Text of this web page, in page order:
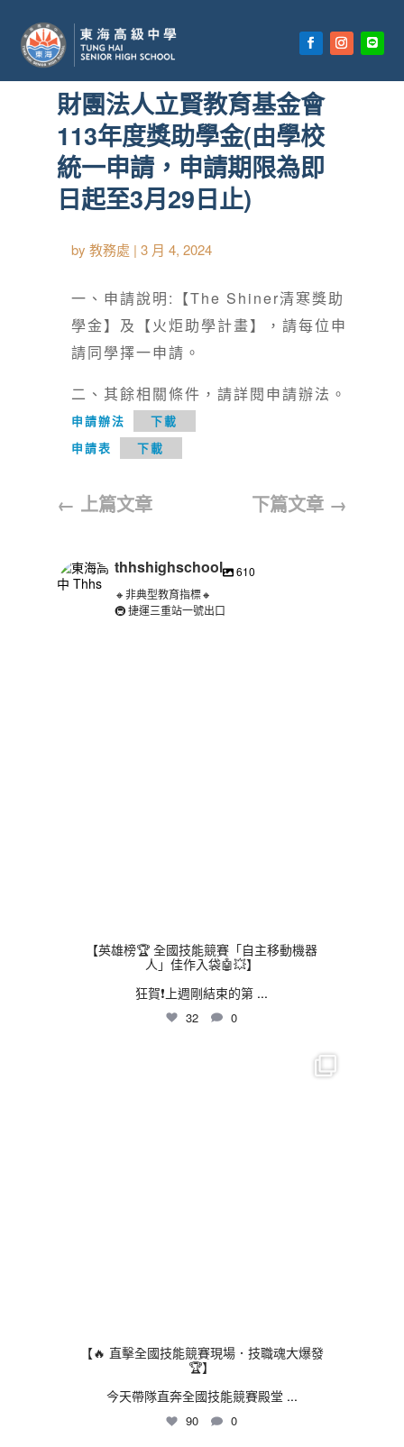
首頁»【首頁公告欄】
財團法人立賢教育基金會
113年度獎助學金(由學校
統一申請，申請期限為即
日起至3月29日止)
by 教務處 | 3 月 4, 2024
一、申請說明:【The Shiner清寒獎助
學金】及【火炬助學計畫】，請每位申
請同學擇一申請。
二、其餘相關條件，請詳閱申請辦法。
申請辦法
下載
申請表
下載
← 上篇文章 下篇文章 →
thhshighschool
610
🔸非典型教育指標🔸
🚇 捷運三重站一號出口
【英雄榜🏆 全國技能競賽「自主移動機器
人」佳作入袋🤖💥】
狂賀❗上週剛結束的第 ...
32 0
【🔥 直擊全國技能競賽現場．技職魂大爆發
🏆】
今天帶隊直奔全國技能競賽殿堂 ...
90 0